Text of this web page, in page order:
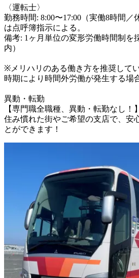
〈運転士〉
勤務時間: 8:00〜17:00（実働8時間
は点呼簿指示による。
備考: 1ヶ月単位の変形労働時間制を
内）
※メリハリのある働き方を推奨して
時期により時間外労働が発生する場
異動・転勤
【専門職全職種、異動・転勤なし！】
住み慣れた街やご希望の支店で、安
とができます！